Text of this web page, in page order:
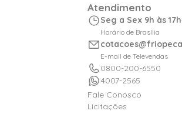
Atendimento
Seg a Sex 9h às
Horário de Brasília
E-mail de Televendas
0800-200-6550
4007-2565
Fale Conosco
Licitações